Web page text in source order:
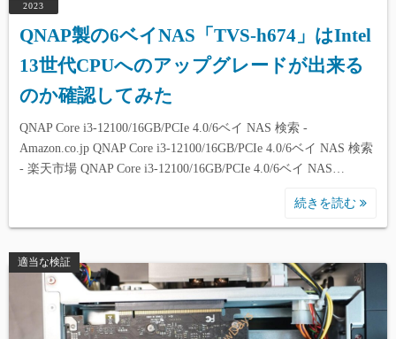
2023
QNAP製の6ベイNAS「TVS-h674」はIntel
13世代CPUへのアップグレードが出来る
のか確認してみた
QNAP Core i3-12100/16GB/PCIe 4.0/6ベイ NAS 検索 -
Amazon.co.jp QNAP Core i3-12100/16GB/PCIe 4.0/6ベイ NAS 検索
- 楽天市場 QNAP Core i3-12100/16GB/PCIe 4.0/6ベイ NAS…
続きを読む
適当な検証